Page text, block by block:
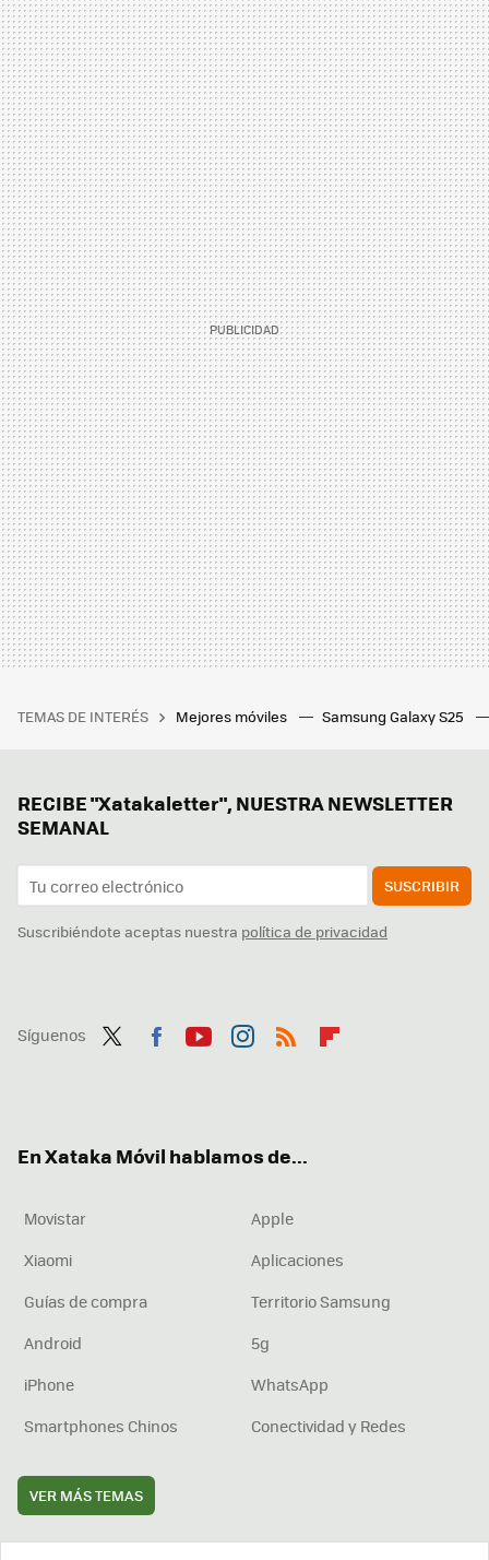
TEMAS DE INTERÉS Mejores móviles Samsung Galaxy S25
RECIBE "Xatakaletter", NUESTRA NEWSLETTER
SEMANAL
SUSCRIBIR
Suscribiéndote aceptas nuestra política de privacidad
Síguenos
En Xataka Móvil hablamos de...
Movistar
Apple
Xiaomi
Aplicaciones
Guías de compra
Territorio Samsung
Android
5g
iPhone
WhatsApp
Smartphones Chinos
Conectividad y Redes
VER MÁS TEMAS